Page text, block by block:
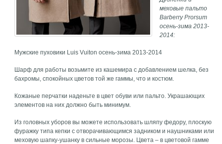
меховые пальто
Barberry Prorsum
осень-зима 2013-
2014:
Мужские пуховики Luis Vuiton осень-зима 2013-2014
Шарф для работы возьмите из кашемира с добавлением шелка, без
бахромы, спокойных цветов той же гаммы, что и костюм.
Кожаные перчатки наденьте в цвет обуви или пальто. Украшающих
элементов на них должно быть минимум.
Из головных уборов вы можете использовать шляпу федору, плоскую
фуражку типа кепки с отворачивающимся задником и наушниками или
меховую шапку-ушанку в сильные морозы. Цвета – в цветовой гамме